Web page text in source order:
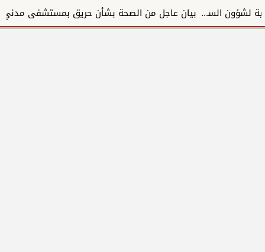
تعيين السفير كريم مختار نائباً مساعداً لوزير الخارجية لشؤون السودان وجنوب السودان بيان عاجل من الصحة بشأن حريق بمستشفى مدني